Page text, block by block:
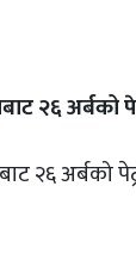
२६ अर्बको
२६ अर्बको